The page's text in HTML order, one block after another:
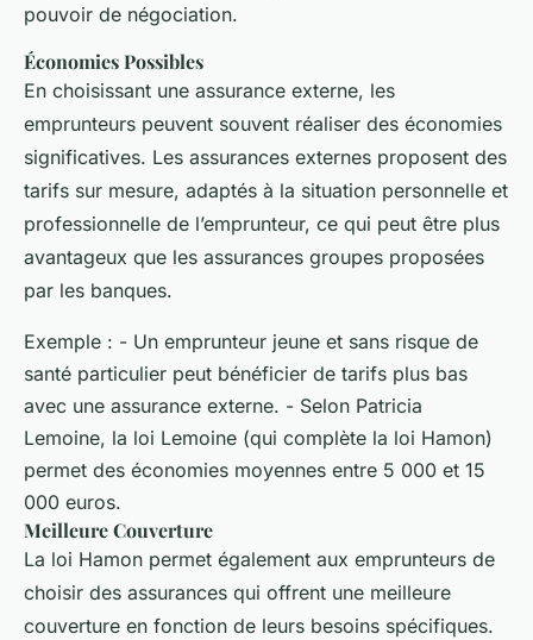
pouvoir de négociation.
Économies Possibles
En choisissant une assurance externe, les
emprunteurs peuvent souvent réaliser des économies
significatives. Les assurances externes proposent des
tarifs sur mesure, adaptés à la situation personnelle et
professionnelle de l’emprunteur, ce qui peut être plus
avantageux que les assurances groupes proposées
par les banques.
Exemple : - Un emprunteur jeune et sans risque de
santé particulier peut bénéficier de tarifs plus bas
avec une assurance externe. - Selon Patricia
Lemoine, la loi Lemoine (qui complète la loi Hamon)
permet des économies moyennes entre 5 000 et 15
000 euros.
Meilleure Couverture
La loi Hamon permet également aux emprunteurs de
choisir des assurances qui offrent une meilleure
couverture en fonction de leurs besoins spécifiques.